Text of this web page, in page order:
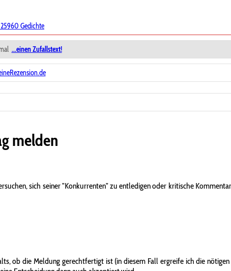
Gedichte
...einen Zufallstext!
melden
sich seiner "Konkurrenten" zu entledigen oder kritische
ob die Meldung gerechtfertigt ist (in diesem Fall ergreife ich die